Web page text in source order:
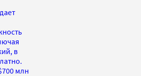
в
млн